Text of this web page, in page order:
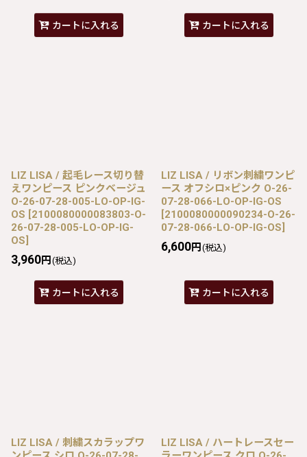
カートに入れる カートに入れる
LIZ LISA / 起毛レース切り替
えワンピース ピンクベージュ
O-26-07-28-005-LO-OP-IG-
OS [2100080000083803-O-
26-07-28-005-LO-OP-IG-
OS]
3,960円 (税込)
カートに入れる
LIZ LISA / リボン刺繍ワンピ
ース オフシロ×ピンク O-26-
07-28-066-LO-OP-IG-OS
[2100080000090234-O-26-
07-28-066-LO-OP-IG-OS]
6,600円 (税込)
カートに入れる
LIZ LISA / 刺繍スカラップワ
LIZ LISA / ハートレースセー